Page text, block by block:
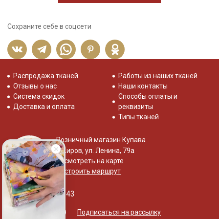
Сохраните себе в соцсети
Распродажа тканей
Отзывы о нас
Система скидок
Доставка и оплата
Работы из наших тканей
Наши контакты
Способы оплаты и
реквизиты
Типы тканей
Розничный магазин Купава
г. Киров, ул. Ленина, 79а
Посмотреть на карте
Построить маршрут
+7 (800) 533-75-43
Подписаться на рассылку